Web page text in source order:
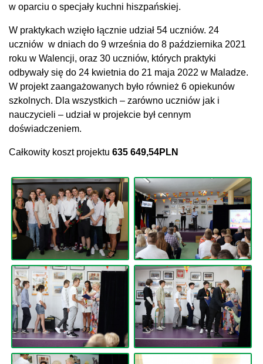
w oparciu o specjały kuchni hiszpańskiej.
W praktykach wzięło łącznie udział 54 uczniów. 24
uczniów w dniach do 9 września do 8 października 2021
roku w Walencji, oraz 30 uczniów, których praktyki
odbywały się do 24 kwietnia do 21 maja 2022 w Maladze.
W projekt zaangażowanych było również 6 opiekunów
szkolnych. Dla wszystkich – zarówno uczniów jak i
nauczycieli – udział w projekcie był cennym
doświadczeniem.
Całkowity koszt projektu 635 649,54PLN